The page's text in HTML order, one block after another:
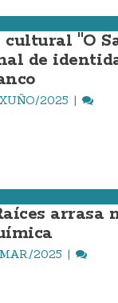
"O
de
2025
arrasa
2025